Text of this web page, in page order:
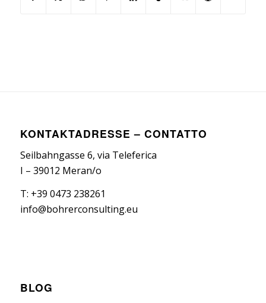
KONTAKTADRESSE – CONTATTO
Seilbahngasse 6, via Teleferica
I – 39012 Meran/o
T: +39 0473 238261
info@bohrerconsulting.eu
BLOG